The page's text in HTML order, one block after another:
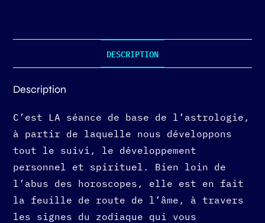
DESCRIPTION
Description
C’est LA séance de base de l’astrologie,
à partir de laquelle nous développons
tout le suivi, le développement
personnel et spirituel. Bien loin de
l’abus des horoscopes, elle est en fait
la feuille de route de l’âme, à travers
les signes du zodiaque qui vous